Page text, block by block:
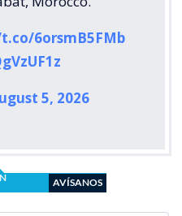
6orsmB5FMb
5, 2026
AVÍSANOS